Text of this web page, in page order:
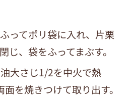
ってポリ袋に入れ、片栗
じ、袋をふってまぶす。
大さじ1/2を中火で熱
を焼きつけて取り出す。